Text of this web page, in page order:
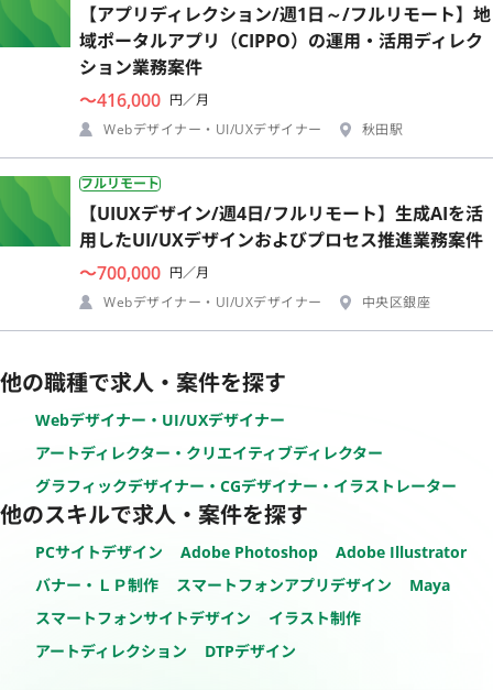
【アプリディレクション/週1日～/フルリモート】地
域ポータルアプリ（CIPPO）の運用・活用ディレク
ション業務案件
〜416,000 円／月
Webデザイナー・UI/UXデザイナー
秋田駅
フルリモート
【UIUXデザイン/週4日/フルリモート】生成AIを活
用したUI/UXデザインおよびプロセス推進業務案件
〜700,000 円／月
Webデザイナー・UI/UXデザイナー
中央区銀座
他の職種で求人・案件を探す
Webデザイナー・UI/UXデザイナー
アートディレクター・クリエイティブディレクター
グラフィックデザイナー・CGデザイナー・イラストレーター
他のスキルで求人・案件を探す
PCサイトデザイン Adobe Photoshop
Adobe Illustrator
バナー・ＬＰ制作
スマートフォンアプリデザイン
Maya
スマートフォンサイトデザイン
イラスト制作
アートディレクション
DTPデザイン